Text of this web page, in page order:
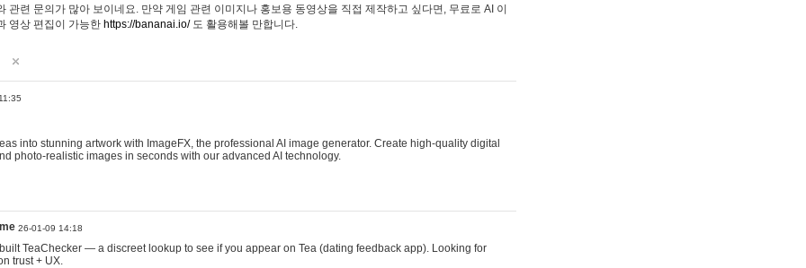
관련 문의가 많아 보이네요. 만약 게임 관련 이미지나 홍보용 동영상을 직접 제작하고 싶다면, 무료로 AI 이
영상 편집이 가능한 https://bananai.io/도 활용해볼 만합니다.
into stunning artwork with ImageFX, the professional AI image generator. Create high-quality digital
photo-realistic images in seconds with our advanced AI technology.
26-01-09 14:18
TeaChecker — a discreet lookup to see if you appear on Tea (dating feedback app). Looking for
trust + UX.